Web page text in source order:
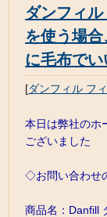
ダンフィ
を使う場
に毛布でい
[ダンフィル フ
本日は弊社のホ
ございました
◇お問い合わせ
商品名：Danfill